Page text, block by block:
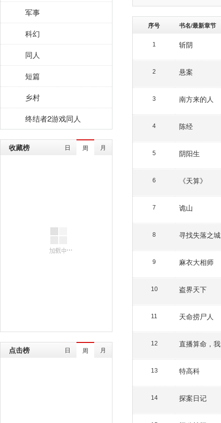
军事
科幻
同人
短篇
乡村
终结者2游戏同人
收藏榜 日 周 月
点击榜 日 周 月
序号 书名/最新章节
1 斩阴
2 悬案
3 南方来的人
4 陈经
5 阴阳生
6 《天算》
7 诡山
8 寻找失落之城
9 麻衣大相师
10 盗界天下
11 天命捞尸人
12 直播算命，
13 特高科
14 探案日记